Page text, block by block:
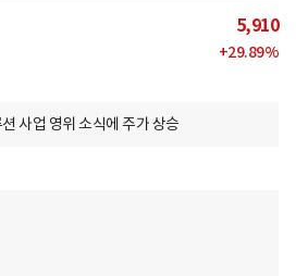
5,910
+29.89%
사업 영위 소식에 주가 상승